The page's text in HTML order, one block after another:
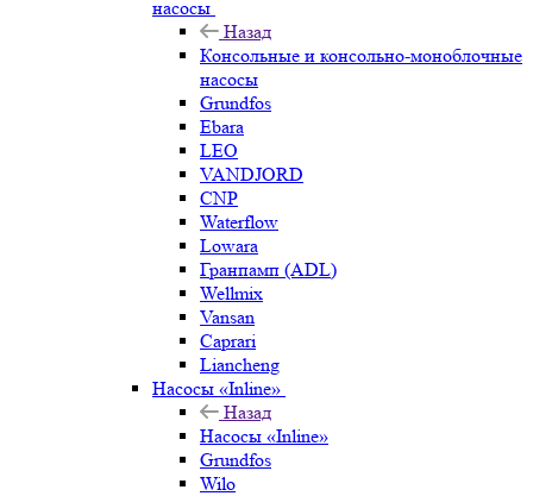
насосы
Назад
Консольные и консольно-моноблочные
насосы
Grundfos
Ebara
LEO
VANDJORD
CNP
Waterflow
Lowara
Гранпамп (ADL)
Wellmix
Vansan
Caprari
Liancheng
Насосы «Inline»
Назад
Насосы «Inline»
Grundfos
Wilo